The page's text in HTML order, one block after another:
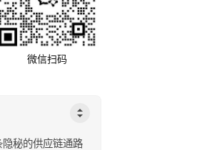
微信扫码
秘的供应链通路